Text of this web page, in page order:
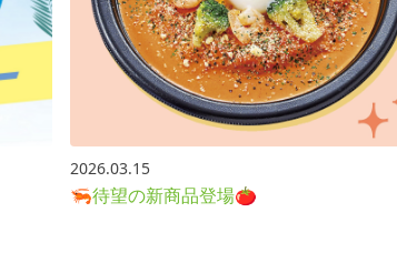
2026.03.15
🦐待望の新商品登場🍅